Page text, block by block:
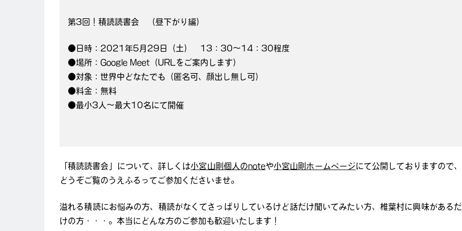
第3回！積読読書会 （昼下がり編）
●日時：2021年5月29日（土） 13：30～14：30程度
●場所：Google Meet（URLをご案内します）
●対象：世界中どなたでも（匿名可、顔出し無し可）
●料金：無料
●最小3人～最大10名にて開催
「積読読書会」について、詳しくは小宮山剛個人のnoteや小宮山剛ホームページにて公開しておりますので、
どうぞご覧のうえふるってご参加くださいませ。
溢れる積読にお悩みの方、積読がなくてさっぱりしているけど話だけ聞いてみたい方、椎葉村に興味があるだ
けの方・・・。本当にどんな方のご参加も歓迎いたします！